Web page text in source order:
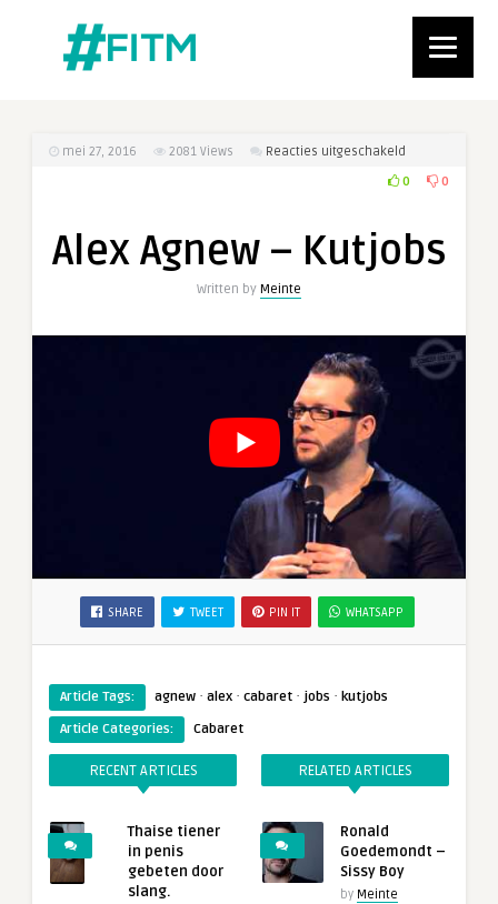
mei 27, 2016 2081 Views Reacties uitgeschakeld
Alex
Kutjobs
0 0
Alex Agnew – Kutjobs
Written by Meinte
SHARE TWEET PIN IT WHATSAPP
Article Tags: agnew · alex · cabaret · jobs · kutjobs
Article Categories:
Cabaret
RECENT ARTICLES
Thaise tiener
in penis
gebeten door
slang.
RELATED ARTICLES
Ronald
Goedemondt –
Sissy Boy
by Meinte